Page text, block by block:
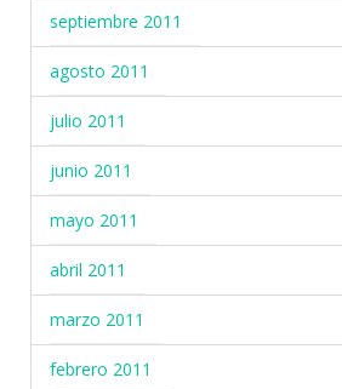
septiembre 2011
agosto 2011
julio 2011
junio 2011
mayo 2011
abril 2011
marzo 2011
febrero 2011